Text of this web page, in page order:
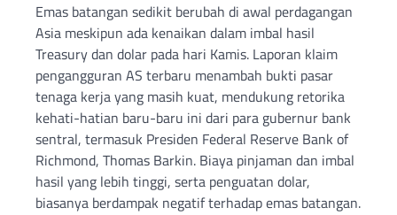
Emas batangan sedikit berubah di awal perdagangan
Asia meskipun ada kenaikan dalam imbal hasil
Treasury dan dolar pada hari Kamis. Laporan klaim
pengangguran AS terbaru menambah bukti pasar
tenaga kerja yang masih kuat, mendukung retorika
kehati-hatian baru-baru ini dari para gubernur bank
sentral, termasuk Presiden Federal Reserve Bank of
Richmond, Thomas Barkin. Biaya pinjaman dan imbal
hasil yang lebih tinggi, serta penguatan dolar,
biasanya berdampak negatif terhadap emas batangan.